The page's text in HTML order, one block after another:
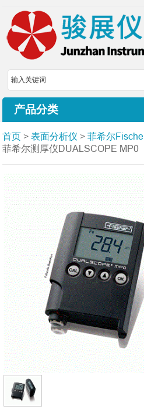
产品分类
首页 >表面分析仪 >菲希尔
菲希尔测厚仪DUALSCOPE MP0